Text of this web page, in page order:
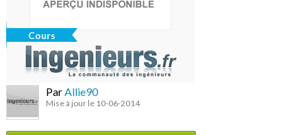
Cours
ParAllie90
Mise à jour le 10-06-2014